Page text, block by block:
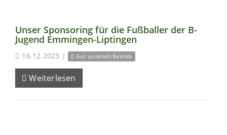
Unser Sponsoring für die Fußballer der B-
Jugend Emmingen-Liptingen
16.12.2023 | Aus unserem Betrieb
Weiterlesen